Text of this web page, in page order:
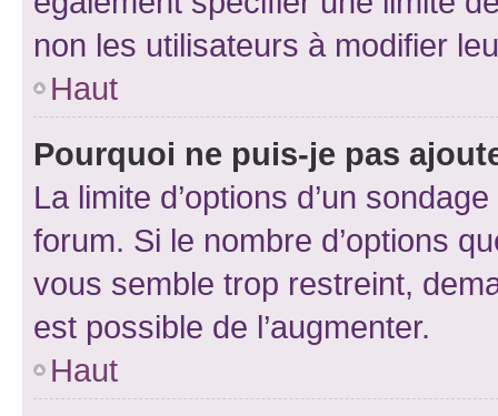
non les utilisateurs à modifier
Haut
Pourquoi ne puis-je pas
La limite d’options d’un
forum. Si le nombre d’options
vous semble trop restreint,
est possible de l’augmenter.
Haut